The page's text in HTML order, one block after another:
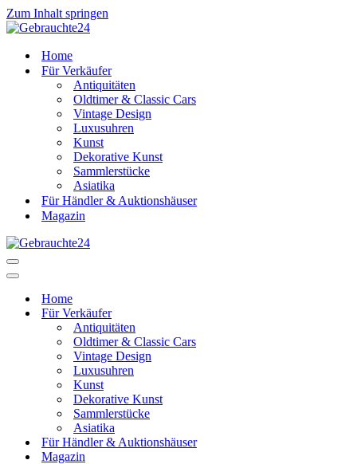
Zum Inhalt springen
Home
Für Verkäufer
Antiquitäten
Oldtimer & Classic Cars
Vintage Design
Luxusuhren
Kunst
Dekorative Kunst
Sammlerstücke
Asiatika
Für Händler & Auktionshäuser
Magazin
Navigationsmenü
Navigationsmenü
Home
Für Verkäufer
Antiquitäten
Oldtimer & Classic Cars
Vintage Design
Luxusuhren
Kunst
Dekorative Kunst
Sammlerstücke
Asiatika
Für Händler & Auktionshäuser
Magazin